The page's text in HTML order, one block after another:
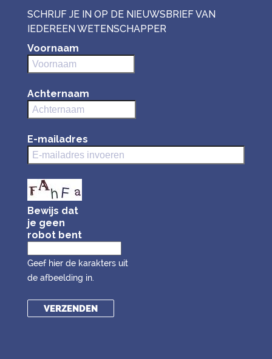
SCHRIJF JE IN OP DE NIEUWSBRIEF VAN
IEDEREEN WETENSCHAPPER
Voornaam
Achternaam
E-mailadres
Bewijs dat
je geen
robot bent
Geef hier de karakters uit
de afbeelding in.